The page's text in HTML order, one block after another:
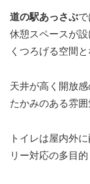
道の駅あっさぶ
休憩スペースが
くつろげる空間と
天井が高く開放
たかみのある雰囲
トイレは屋内外
リー対応の多目